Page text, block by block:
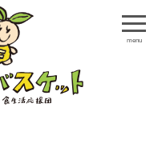
menu